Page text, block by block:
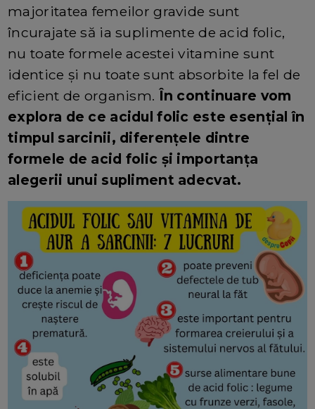
majoritatea femeilor gravide sunt
încurajate să ia suplimente de acid folic,
nu toate formele acestei vitamine sunt
identice și nu toate sunt absorbite la fel de
eficient de organism. În continuare vom
explora de ce acidul folic este esențial în
timpul sarcinii, diferențele dintre
formele de acid folic și importanța
alegerii unui supliment adecvat.